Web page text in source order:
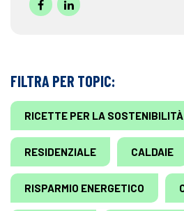
FILTRA PER TOPIC:
RICETTE PER LA SOSTENIBILITÀ
RESIDENZIALE CALDAIE
RISPARMIO ENERGETICO